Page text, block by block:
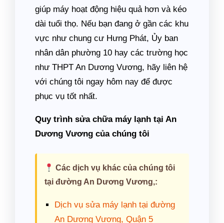
giúp máy hoạt động hiệu quả hơn và kéo
dài tuổi thọ. Nếu bạn đang ở gần các khu
vực như chung cư Hưng Phát, Ủy ban
nhân dân phường 10 hay các trường học
như THPT An Dương Vương, hãy liên hệ
với chúng tôi ngay hôm nay để được
phục vụ tốt nhất.
Quy trình sửa chữa máy lạnh tại An
Dương Vương của chúng tôi
Các dịch vụ khác của chúng tôi
tại đường An Dương Vương,:
Dịch vụ sửa máy lạnh tại đường
An Dương Vương, Quận 5